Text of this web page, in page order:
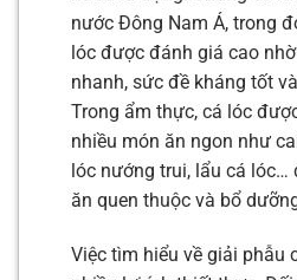
nước Đông Nam Á, trong
lóc được đánh giá cao
nhanh, sức đề kháng tốt
Trong ẩm thực, cá lóc
nhiều món ăn ngon như
lóc nướng trui, lẩu cá lóc…
ăn quen thuộc và bổ
Việc tìm hiểu về giải phẫu